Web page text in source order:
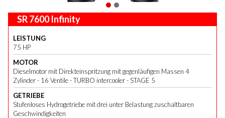
SR 7600 Infinity
LEISTUNG
75 HP
MOTOR
Dieselmotor mit Direkteinspritzung mit gegenläufigen Massen 4
Zylinder - 16 Ventile - TURBO intercooler - STAGE 5
GETRIEBE
Stufenloses Hydrogetriebe mit drei unter Belastung zuschaltbaren
Geschwindigkeiten